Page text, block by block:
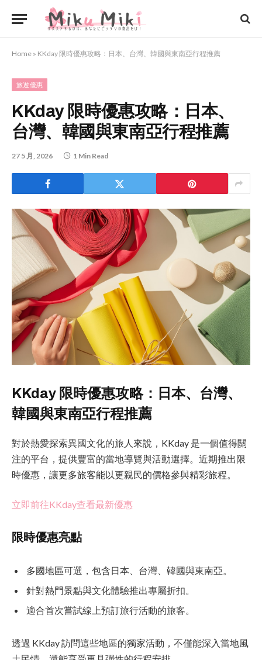
Home » KKday 限時優惠攻略：日本、台灣、韓國與東南亞行程推薦
旅遊優惠
KKday 限時優惠攻略：日本、
台灣、韓國與東南亞行程推薦
27 5 月, 2026 1 Min Read
KKday 限時優惠攻略：日本、台灣、
韓國與東南亞行程推薦
對於熱愛探索異國文化的旅人來說，KKday 是一個值得關
注的平台，提供豐富的當地導覽與活動選擇。近期推出限
時優惠，讓更多旅客能以更親民的價格參與精彩旅程。
立即前往KKday查看最新優惠
限時優惠亮點
多國地區可選，包含日本、台灣、韓國與東南亞。
針對熱門景點與文化體驗推出專屬折扣。
適合首次嘗試線上預訂旅行活動的旅客。
透過 KKday 訪問這些地區的獨家活動，不僅能深入當地風